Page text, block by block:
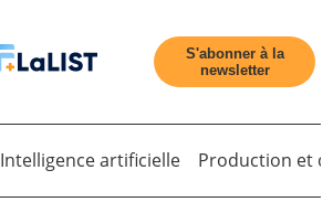
S'abonner à la
newsletter
Intelligence artificielle Production et